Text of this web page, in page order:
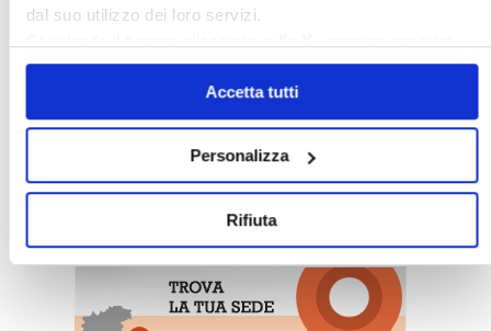
dal suo utilizzo dei loro servizi.
solo i cookie necessari.
Accetta tutti
Personalizza
Rifiuta
〉 Sedi Territoriali